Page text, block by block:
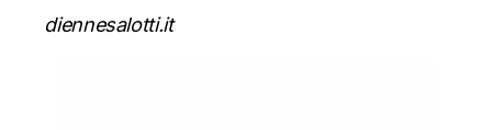
diennesalotti.it